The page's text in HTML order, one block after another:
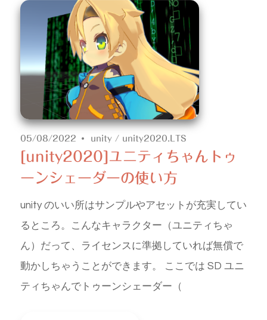
05/08/2022 unity / unity2020.LTS
[unity2020]ユニティちゃんトゥ
ーンシェーダーの使い方
unity のいい所はサンプルやアセットが充実してい
るところ。こんなキャラクター（ユニティちゃ
ん）だって、ライセンスに準拠していれば無償で
動かしちゃうことができます。 ここでは SD ユニ
ティちゃんでトゥーンシェーダー（